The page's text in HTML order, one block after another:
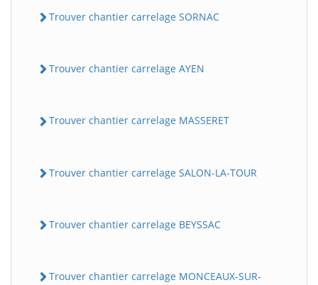
Trouver chantier carrelage SORNAC
Trouver chantier carrelage AYEN
Trouver chantier carrelage MASSERET
Trouver chantier carrelage SALON-LA-TOUR
Trouver chantier carrelage BEYSSAC
Trouver chantier carrelage MONCEAUX-SUR-